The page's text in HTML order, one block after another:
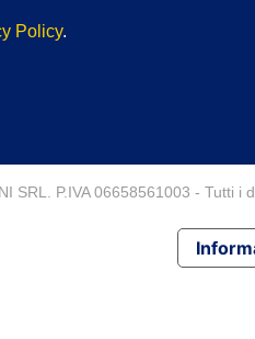
Policy.
SRL. P.IVA 06658561003 - Tutti i